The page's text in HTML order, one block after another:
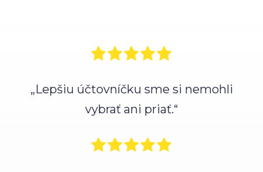
„Lepšiu účtovníčku sme si nemohli
vybrať ani priať.“